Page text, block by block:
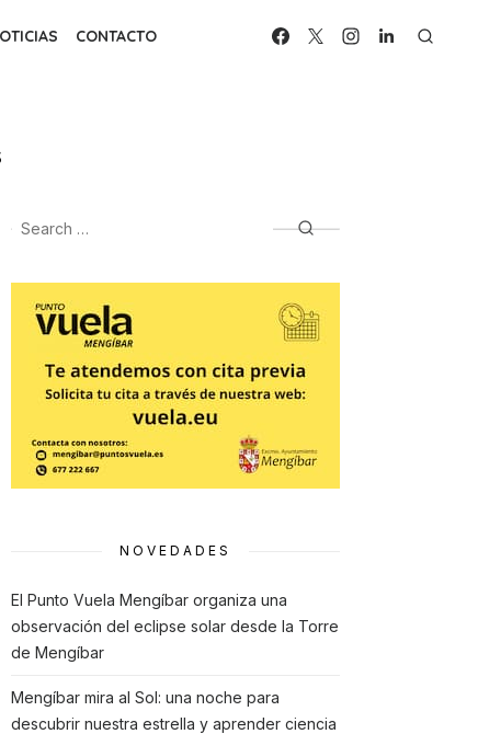
CONTACTO
Search
Search
NOVEDADES
El Punto Vuela Mengíbar organiza una
observación del eclipse solar desde la Torre
de Mengíbar
Mengíbar mira al Sol: una noche para
descubrir nuestra estrella y aprender ciencia